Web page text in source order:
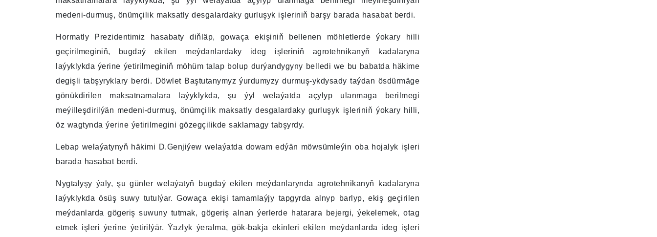
medeni-durmuş, önümçilik maksatly desgalardaky gurluşyk işleriniň barşy barada hasabat berdi.
Hormatly Prezidentimiz hasabaty diňläp, gowaça ekişiniň bellenen möhletlerde ýokary hilli
geçirilmeginiň, bugdaý ekilen meýdanlardaky ideg işleriniň agrotehnikanyň kadalaryna
laýyklykda ýerine ýetirilmeginiň möhüm talap bolup durýandygyny belledi we bu babatda häkime
degişli tabşyryklary berdi. Döwlet Baştutanymyz ýurdumyzy durmuş-ykdysady taýdan ösdürmäge
gönükdirilen maksatnamalara laýyklykda, şu ýyl welaýatda açylyp ulanmaga berilmegi
meýilleşdirilýän medeni-durmuş, önümçilik maksatly desgalardaky gurluşyk işleriniň ýokary hilli,
öz wagtynda ýerine ýetirilmegini gözegçilikde saklamagy tabşyrdy.
Lebap welaýatynyň häkimi D.Genjiýew welaýatda dowam edýän möwsümleýin oba hojalyk işleri
barada hasabat berdi.
Nygtalyşy ýaly, şu günler welaýatyň bugdaý ekilen meýdanlarynda agrotehnikanyň kadalaryna
laýyklykda ösüş suwy tutulýar. Gowaça ekişi tamamlaýjy tapgyrda alnyp barlyp, ekiş geçirilen
meýdanlarda gögeriş suwuny tutmak, gögeriş alnan ýerlerde hatarara bejergi, ýekelemek, otag
etmek işleri ýerine ýetirilýär. Ýazlyk ýeralma, gök-bakja ekinleri ekilen meýdanlarda ideg işleri